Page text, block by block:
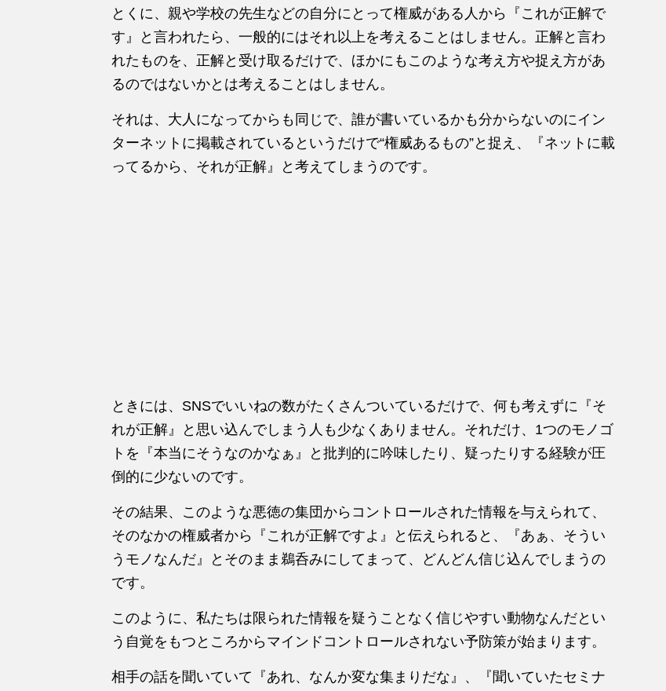
とくに、親や学校の先生などの自分にとって権威がある人から『これが正解で
す』と言われたら、一般的にはそれ以上を考えることはしません。正解と言わ
れたものを、正解と受け取るだけで、ほかにもこのような考え方や捉え方があ
るのではないかとは考えることはしません。
それは、大人になってからも同じで、誰が書いているかも分からないのにイン
ターネットに掲載されているというだけで“権威あるもの”と捉え、『ネットに載
ってるから、それが正解』と考えてしまうのです。
ときには、SNSでいいねの数がたくさんついているだけで、何も考えずに『そ
れが正解』と思い込んでしまう人も少なくありません。それだけ、1つのモノゴ
トを『本当にそうなのかなぁ』と批判的に吟味したり、疑ったりする経験が圧
倒的に少ないのです。
その結果、このような悪徳の集団からコントロールされた情報を与えられて、
そのなかの権威者から『これが正解ですよ』と伝えられると、『あぁ、そうい
うモノなんだ』とそのまま鵜呑みにしてまって、どんどん信じ込んでしまうの
です。
このように、私たちは限られた情報を疑うことなく信じやすい動物なんだとい
う自覚をもつところからマインドコントロールされない予防策が始まります。
相手の話を聞いていて『あれ、なんか変な集まりだな』、『聞いていたセミナ